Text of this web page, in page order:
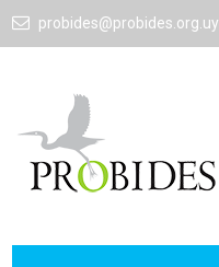
probides@probides.org.uy